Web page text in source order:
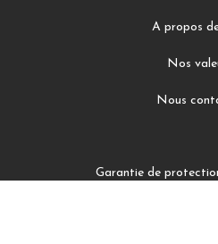
A propos
Nos
Nous
Garantie de